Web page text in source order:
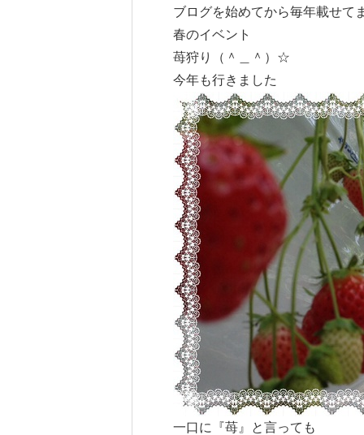
ブログを始めてから毎年載せて
春のイベント
苺狩り（＾＿＾）☆
今年も行きました
一口に『苺』と言っても